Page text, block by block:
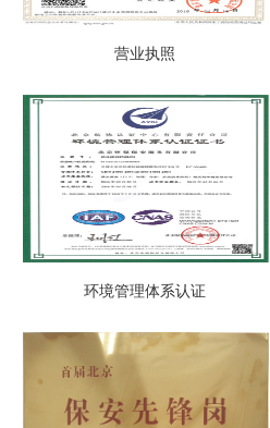
营业执照
环境管理体系认证